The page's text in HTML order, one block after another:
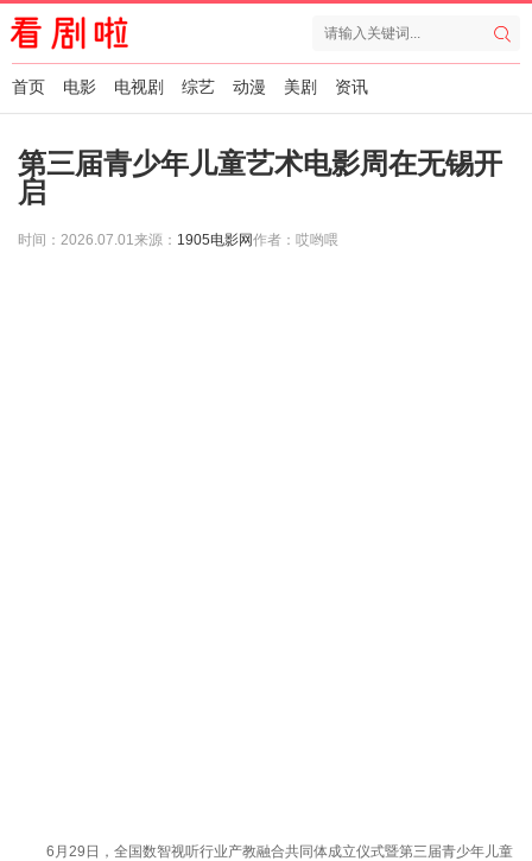
首页 电影 电视剧 综艺 动漫 美剧 资讯
第三届青少年儿童艺术电影周在无锡开
启
时间：2026.07.01来源： 1905电影网作者：哎哟喂
6月29日，全国数智视听行业产教融合共同体成立仪式‌暨第三届青少年儿童